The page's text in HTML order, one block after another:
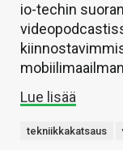
io-techin
Lue lisää
tekniikkakatsaus